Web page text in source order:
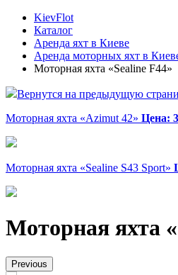
KievFlot
Каталог
Аренда яхт в Киеве
Аренда моторных яхт в
Моторная яхта «Sealine F44»
Вернутся на предыдущую
Моторная яхта «Azimut 42» Цена:
Моторная яхта «Sealine S43 Sport»
Моторная яхта
Previous